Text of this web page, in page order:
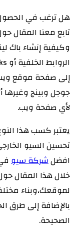
هل ترغب في
وكيفية إنشاء باك
إلى صفحة موقع
جوجل وبينج
لأي صفحة ويب.
يعتبر كسب هذا
تحسين السيو
افضلشركة سيو
خلال هذا المقال
لموقعك،وبناء
بالإضافة إلى طرق
الصحيحة.